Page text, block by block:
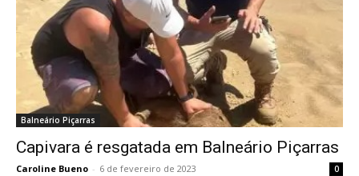
Balneário Piçarras
Capivara é resgatada em Balneário Piçarras
Caroline Bueno - 6 de fevereiro de 2023 0